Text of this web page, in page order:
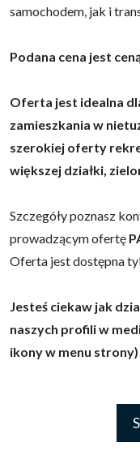
samochodem, jak i
Podana cena jest
Oferta jest idealna
zamieszkania w
szerokiej oferty
większej działki,
Szczegóły poznasz
prowadzącym ofertę
Oferta jest dostępna
Jesteś ciekaw jak
naszych profili w
ikony w menu